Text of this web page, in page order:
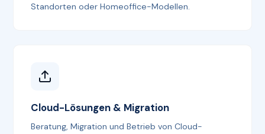
Standorten oder Homeoffice-Modellen.
Cloud-Lösungen & Migration
Beratung, Migration und Betrieb von Cloud-